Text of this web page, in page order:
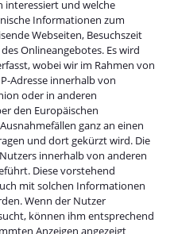
interessiert und welche
Informationen zum
Webseiten, Besuchszeit
Onlineangebotes. Es wird
wobei wir im Rahmen von
Adresse innerhalb von
oder in anderen
den Europäischen
ganz an einen
und dort gekürzt wird. Die
innerhalb von anderen
Diese vorstehend
mit solchen Informationen
Wenn der Nutzer
können ihm entsprechend
Anzeigen angezeigt